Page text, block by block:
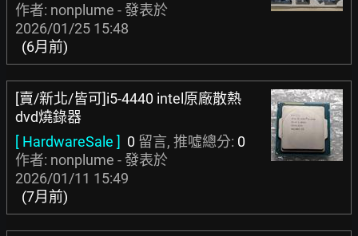
作者: nonplume - 發表於
2026/01/25 15:48
(6月前)
[賣/新北/皆可]i5-4440 intel原廠散熱
dvd燒錄器
[ HardwareSale ] 0 留言, 推噓總分: 0
作者: nonplume - 發表於
2026/01/11 15:49
(7月前)